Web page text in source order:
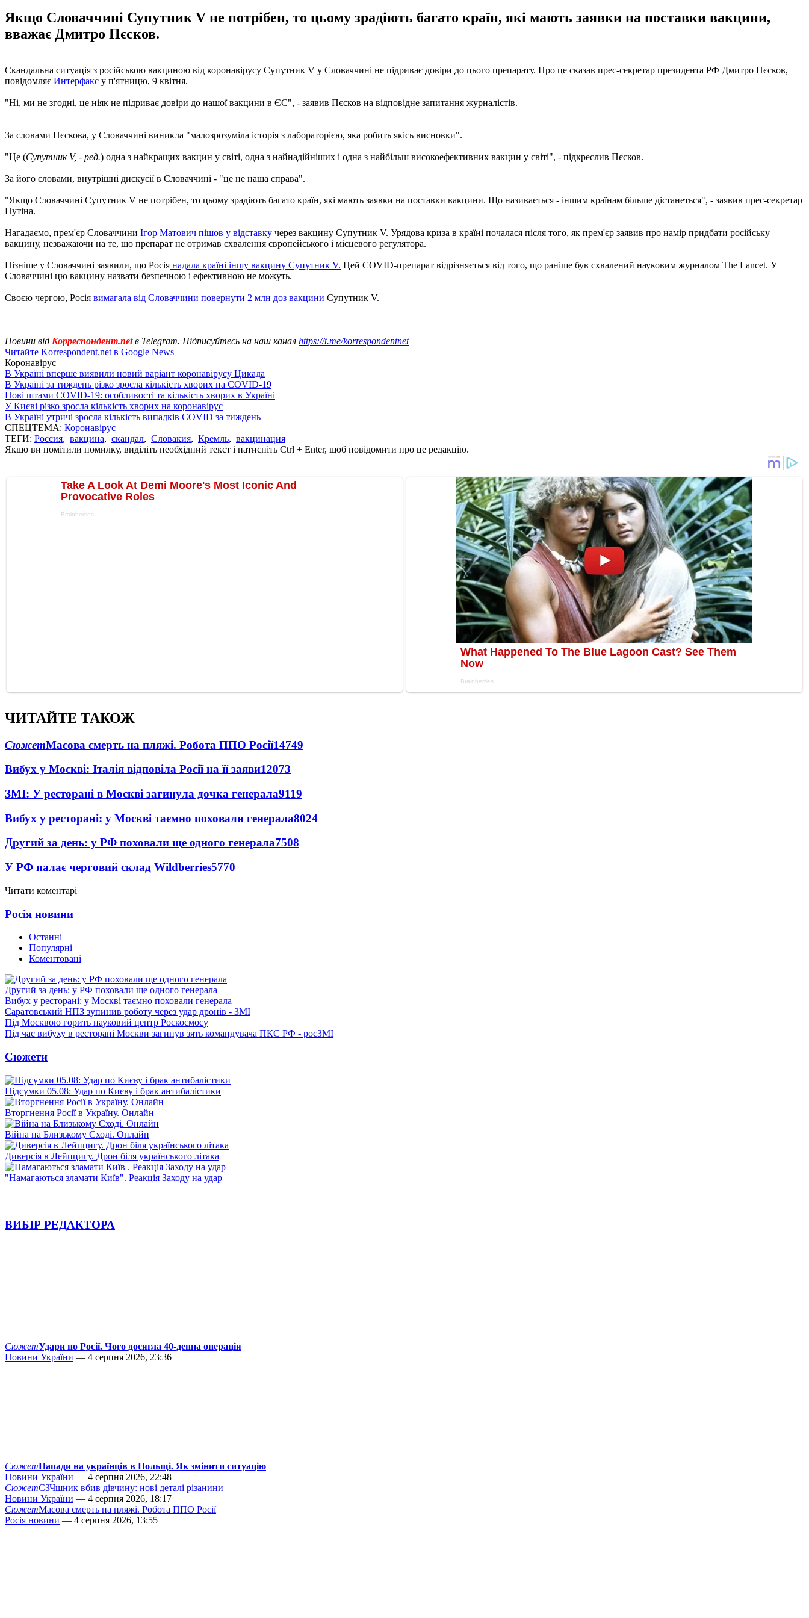
Якщо Словаччині Супутник V не потрібен, то цьому зрадіють багато країн, які мають заявки на поставки вакцини,
вважає Дмитро Пєсков.
Скандальна ситуація з російською вакциною від коронавірусу Супутник V у Словаччині не підриває довіри до цього препарату. Про це сказав прес-секретар президента РФ Дмитро Пєсков,
повідомляє Интерфакс у п'ятницю, 9 квітня.
"Ні, ми не згодні, це ніяк не підриває довіри до нашої вакцини в ЄС", - заявив Пєсков на відповідне запитання журналістів.
За словами Пєскова, у Словаччині виникла "малозрозуміла історія з лабораторією, яка робить якісь висновки".
"Це (Супутник V, - ред.) одна з найкращих вакцин у світі, одна з найнадійніших і одна з найбільш високоефективних вакцин у світі", - підкреслив Пєсков.
За його словами, внутрішні дискусії в Словаччині - "це не наша справа".
"Якщо Словаччині Супутник V не потрібен, то цьому зрадіють багато країн, які мають заявки на поставки вакцини. Що називається - іншим країнам більше дістанеться", - заявив прес-секретар
Путіна.
Нагадаємо, прем'єр Словаччини Ігор Матович пішов у відставку через вакцину Супутник V. Урядова криза в країні почалася після того, як прем'єр заявив про намір придбати російську
вакцину, незважаючи на те, що препарат не отримав схвалення європейського і місцевого регулятора.
Пізніше у Словаччині заявили, що Росія надала країні іншу вакцину Супутник V. Цей COVID-препарат відрізняється від того, що раніше був схвалений науковим журналом The Lancet. У
Словаччині цю вакцину назвати безпечною і ефективною не можуть.
Своєю чергою, Росія вимагала від Словаччини повернути 2 млн доз вакцини Супутник V.
Новини від Корреспондент.netв Telegram. Підписуйтесь на наш канал https://t.me/korrespondentnet
Читайте Korrespondent.net в Google News
Коронавірус
В Україні вперше виявили новий варіант коронавірусу Цикада
В Україні за тиждень різко зросла кількість хворих на COVID-19
Нові штами COVID-19: особливості та кількість хворих в Україні
У Києві різко зросла кількість хворих на коронавірус
В Україні утричі зросла кількість випадків COVID за тиждень
СПЕЦТЕМА: Коронавірус
ТЕГИ: Россия, вакцина, скандал, Словакия, Кремль, вакцинация
Якщо ви помітили помилку, виділіть необхідний текст і натисніть Ctrl + Enter, щоб повідомити про це редакцію.
ЧИТАЙТЕ ТАКОЖ
СюжетМасова смерть на пляжі. Робота ППО Росії14749
Вибух у Москві: Італія відповіла Росії на її заяви12073
ЗМІ: У ресторані в Москві загинула дочка генерала9119
Вибух у ресторані: у Москві таємно поховали генерала8024
Другий за день: у РФ поховали ще одного генерала7508
У РФ палає черговий склад Wildberries5770
Читати коментарі
Росія новини
Останні
Популярні
Коментовані
Другий за день: у РФ поховали ще одного генерала
Вибух у ресторані: у Москві таємно поховали генерала
Саратовський НПЗ зупинив роботу через удар дронів - ЗМІ
Під Москвою горить науковий центр Роскосмосу
Під час вибуху в ресторані Москви загинув зять командувача ПКС РФ - росЗМІ
Сюжети
Підсумки 05.08: Удар по Києву і брак антибалістики
Вторгнення Росії в Україну. Онлайн
Війна на Близькому Сході. Онлайн
Диверсія в Лейпцигу. Дрон біля українського літака
"Намагаються зламати Київ". Реакція Заходу на удар
ВИБІР РЕДАКТОРА
СюжетУдари по Росії. Чого досягла 40-денна операція
Новини України — 4 серпня 2026, 23:36
СюжетНапади на українців в Польщі. Як змінити ситуацію
Новини України — 4 серпня 2026, 22:48
СюжетСЗЧшник вбив дівчину: нові деталі різанини
Новини України — 4 серпня 2026, 18:17
СюжетМасова смерть на пляжі. Робота ППО Росії
Росія новини — 4 серпня 2026, 13:55